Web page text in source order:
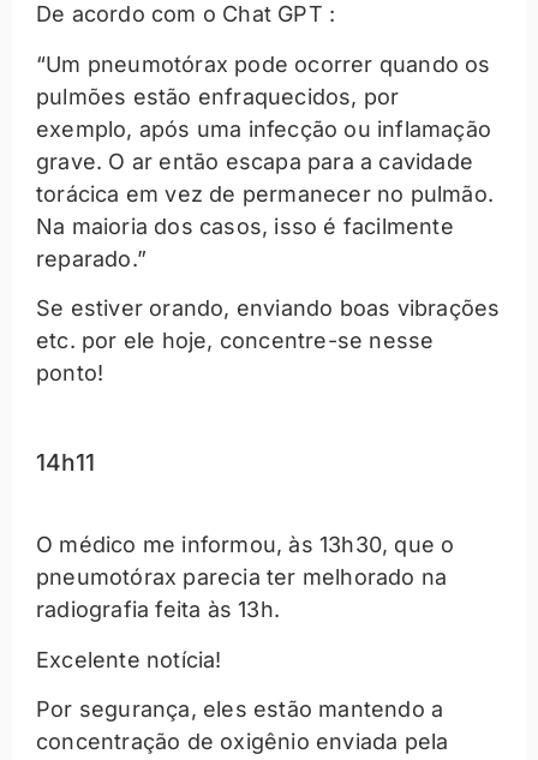
De acordo com o Chat GPT :
“Um pneumotórax pode ocorrer quando os
pulmões estão enfraquecidos, por
exemplo, após uma infecção ou inflamação
grave. O ar então escapa para a cavidade
torácica em vez de permanecer no pulmão.
Na maioria dos casos, isso é facilmente
reparado.”
Se estiver orando, enviando boas vibrações
etc. por ele hoje, concentre-se nesse
ponto!
14h11
O médico me informou, às 13h30, que o
pneumotórax parecia ter melhorado na
radiografia feita às 13h.
Excelente notícia!
Por segurança, eles estão mantendo a
concentração de oxigênio enviada pela